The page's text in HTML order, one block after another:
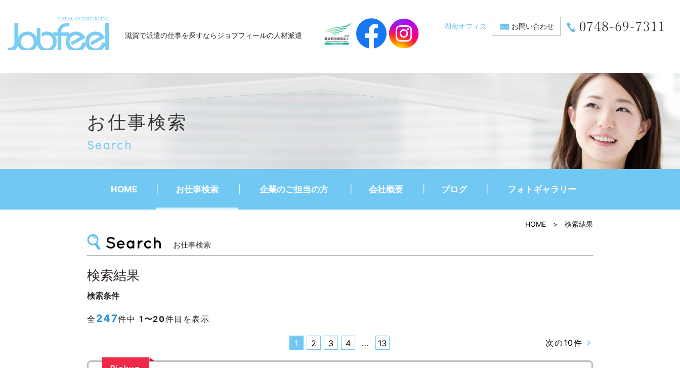
滋賀で派遣の仕事を探すならジョブフィールの人材派遣
湖南オフィス お問い合わせ
お仕事検索
Search
HOME お仕事検索 企業のご担当の方 会社概要 ブログ フォトギャラリー
HOME > 検索結果
お仕事検索
検索結果
検索条件
全 247件中1〜20件目を表示
1 2 3 4 … 13 次の10件